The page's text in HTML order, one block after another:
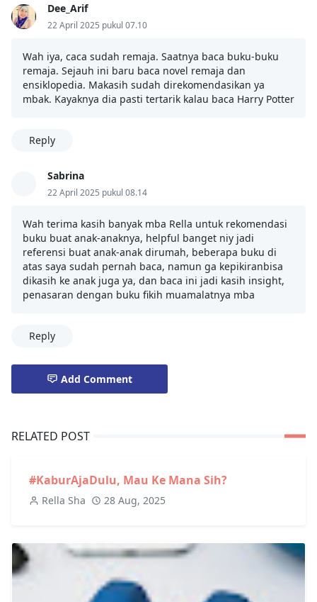
Dee_Arif
22 April 2025 pukul 07.10
Wah iya, caca sudah remaja. Saatnya baca buku-buku
remaja. Sejauh ini baru baca novel remaja dan
ensiklopedia. Makasih sudah direkomendasikan ya
mbak. Kayaknya dia pasti tertarik kalau baca Harry Potter
Reply
Sabrina
22 April 2025 pukul 08.14
Wah terima kasih banyak mba Rella untuk rekomendasi
buku buat anak-anaknya, helpful banget niy jadi
referensi buat anak-anak dirumah, beberapa buku di
atas saya sudah pernah baca, namun ga kepikiranbisa
dikasih ke anak juga ya, dan baca ini jadi kasih insight,
penasaran dengan buku fikih muamalatnya mba
Reply
Add Comment
RELATED POST
#KaburAjaDulu, Mau Ke Mana Sih?
Rella Sha 28 Aug, 2025